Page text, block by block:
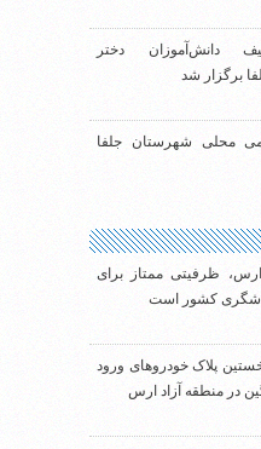
دانش‌آموزان دختر
برگزار شد
محلی شهرستان جلفا
ظرفیتی ممتاز برای
کشور است
پلاک خودروهای ورود
در منطقه آزاد ارس